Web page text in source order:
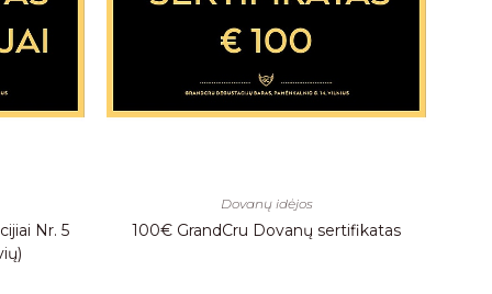
Nr. 5
Dovanų idėjos
100€ GrandCru Dovanų sertifikatas